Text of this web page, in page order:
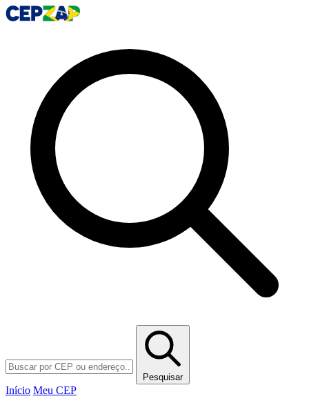
Pesquisar
Início Meu CEP